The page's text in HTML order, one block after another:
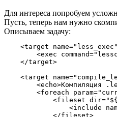
Для интереса попробуем
Пусть, теперь нам нужно
Описываем задачу:
<target
<exec
    </target>
<target
<echo>Компиляция
<foreach
<fileset
<include
            </fileset>